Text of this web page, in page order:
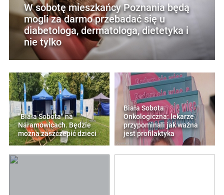
W sobotę mieszkańcy Poznania będą
mogli za darmo przebadać się u
diabetologa, dermatologa, dietetyka i
nie tylko
"Biała Sobota" na
Naramowicach. Będzie
można zaszczepić dzieci
Biała Sobota
Onkologiczna: lekarze
przypominali jak ważna
jest profilaktyka